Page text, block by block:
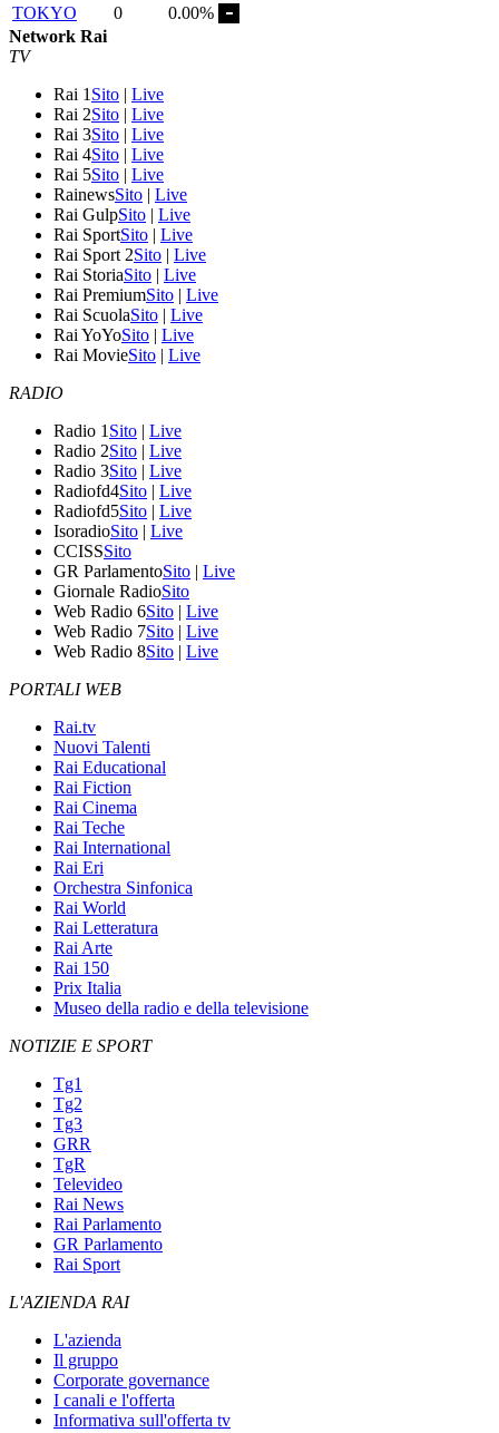
TOKYO
0
0.00%
Network Rai
TV
Rai 1 Sito | Live
Rai 2Sito | Live
Rai 3Sito | Live
Rai 4Sito | Live
Rai 5Sito | Live
RainewsSito | Live
Rai GulpSito | Live
Rai SportSito | Live
Rai Sport 2Sito | Live
Rai StoriaSito | Live
Rai PremiumSito | Live
Rai ScuolaSito | Live
Rai YoYoSito | Live
Rai MovieSito | Live
RADIO
Radio 1 Sito | Live
Radio 2Sito | Live
Radio 3Sito | Live
Radiofd4Sito | Live
Radiofd5Sito | Live
IsoradioSito | Live
CCISSSito
GR ParlamentoSito | Live
Giornale RadioSito
Web Radio 6Sito | Live
Web Radio 7Sito | Live
Web Radio 8Sito | Live
PORTALI WEB
Rai.tv
Nuovi Talenti
Rai Educational
Rai Fiction
Rai Cinema
Rai Teche
Rai International
Rai Eri
Orchestra Sinfonica
Rai World
Rai Letteratura
Rai Arte
Rai 150
Prix Italia
Museo della radio e della televisione
NOTIZIE E SPORT
Tg1
Tg2
Tg3
GRR
TgR
Televideo
Rai News
Rai Parlamento
GR Parlamento
Rai Sport
L'AZIENDA RAI
L'azienda
Il gruppo
Corporate governance
I canali e l'offerta
Informativa sull'offerta tv